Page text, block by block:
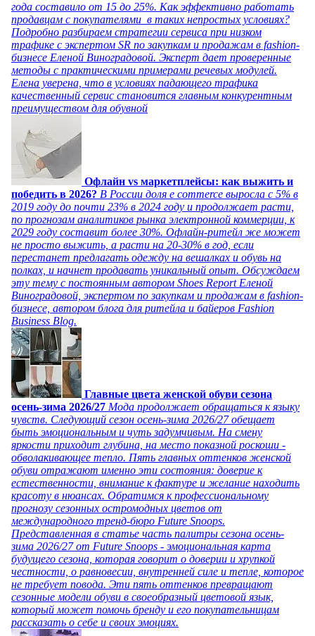
года составило от 15 до 25%. Как эффективно работать
продавцам с покупателями в таких непростых условиях?
Подробно разбираем стратегии сервиса при низком
трафике с экспертом SR по закупкам и продажам в fashion-
бизнесе Еленой Виноградовой. Эксперт дает проверенные
методы с практическими примерами речевых модулей.
Елена уверена, что в условиях падающего трафика
качественный сервис становится главным конкурентным
преимуществом для обувной
Офлайн vs маркетплейсы: как выжить и
победить в 2026? В России доля e commerce выросла с 5% в
2019 году до почти 23% в 2024 году и продолжает расти,
по прогнозам аналитиков рынка электронной коммерции, к
2029 году составит более 30%. Офлайн-ритейл же может
не просто выжить, а расти на 20-30% в год, если
перестанет предлагать одежду на вешалках и обувь на
полках, и начнет продавать уникальный опыт. Обсуждаем
эту тему с постоянным автором Shoes Report Еленой
Виноградовой, экспертом по закупкам и продажам в fashion-
бизнесе, автором блога для ритейла и байеров Fashion
Business Blog.
Главные цвета женской обуви сезона
осень-зима 2026/27 Мода продолжает обращаться к языку
чувств. Следующий сезон осень-зима 2026/27 обещает
быть эмоциональным и чуть задумчивым. На смену
яркости приходит глубина, на место показной роскоши -
обволакивающее тепло. Пять главных оттенков женской
обуви отражают именно эти состояния: доверие к
естественности, внимание к фактуре и желание находить
красоту в нюансах. Обратимся к профессиональному
прогнозу сезонных остромодных цветов от
международного тренд-бюро Future Snoops.
Представленная в статье часть палитры сезона осень-
зима 2026/27 от Future Snoops - эмоциональная карта
будущего сезона, которая говорит о доверии и хрупкой
честности, о равновесии, внутренней силе и тепле, которое
не требует повода. Эти пять оттенков превращают
сезонные модели обуви в своеобразный цветовой язык,
который может помочь бренду и его покупательницам
рассказать о себе и своих эмоциях.